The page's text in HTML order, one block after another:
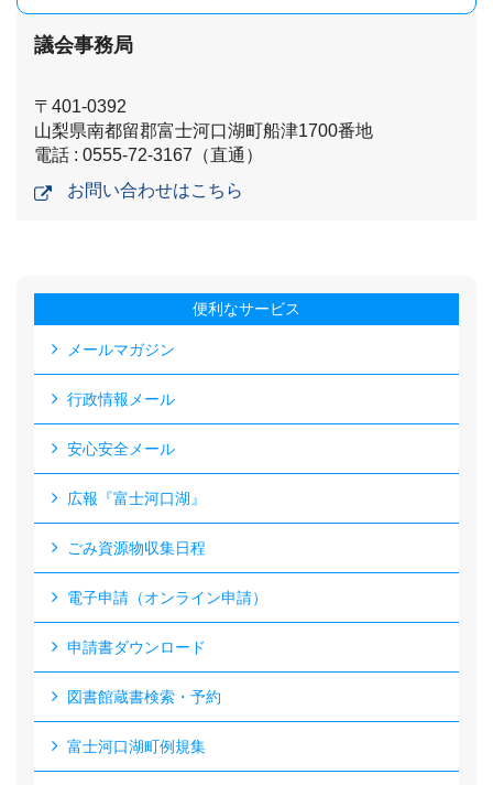
議会事務局
〒401-0392
山梨県南都留郡富士河口湖町船津1700番地
電話 : 0555-72-3167（直通）
お問い合わせはこちら
便利なサービス
メールマガジン
行政情報メール
安心安全メール
広報『富士河口湖』
ごみ資源物収集日程
電子申請（オンライン申請）
申請書ダウンロード
図書館蔵書検索・予約
富士河口湖町例規集